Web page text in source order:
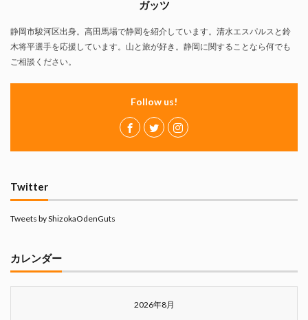
ガッツ
静岡市駿河区出身。高田馬場で静岡を紹介しています。清水エスパルスと鈴
木将平選手を応援しています。山と旅が好き。静岡に関することなら何でも
ご相談ください。
Follow us!
Twitter
Tweets by ShizokaOdenGuts
カレンダー
2026年8月